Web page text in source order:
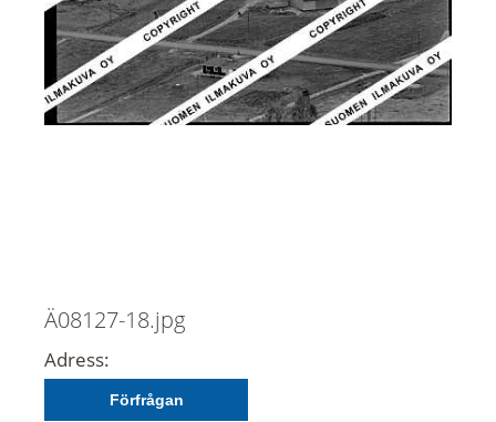
Ä08127-18.jpg
Adress:
Förfrågan